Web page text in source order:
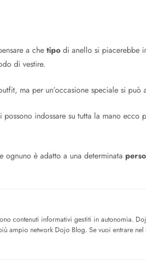
a chetipodi anello si piacerebbe
di vestire.
ma per un’occasione speciale si
indossare su tutta la mano ecco
è adatto a una determinata
contenuti informativi gestiti in autonomia.
ampio network Dojo Blog. Se vuoi entrare